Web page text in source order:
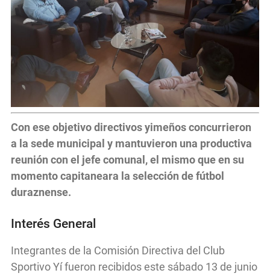
Con ese objetivo directivos yimeños concurrieron
a la sede municipal y mantuvieron una productiva
reunión con el jefe comunal, el mismo que en su
momento capitaneara la selección de fútbol
duraznense.
Interés General
Integrantes de la Comisión Directiva del Club
Sportivo Yí fueron recibidos este sábado 13 de junio